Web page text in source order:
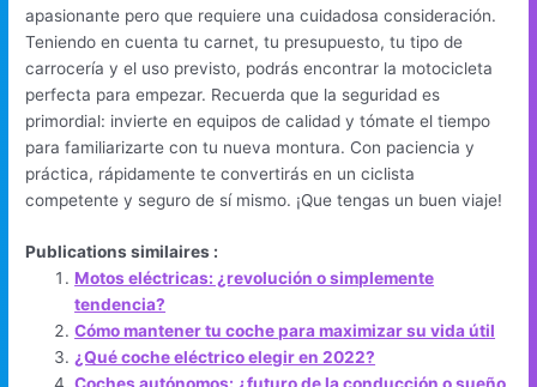
apasionante pero que requiere una cuidadosa consideración.
Teniendo en cuenta tu carnet, tu presupuesto, tu tipo de
carrocería y el uso previsto, podrás encontrar la motocicleta
perfecta para empezar. Recuerda que la seguridad es
primordial: invierte en equipos de calidad y tómate el tiempo
para familiarizarte con tu nueva montura. Con paciencia y
práctica, rápidamente te convertirás en un ciclista
competente y seguro de sí mismo. ¡Que tengas un buen viaje!
Publications similaires :
Motos eléctricas: ¿revolución o simplemente
tendencia?
Cómo mantener tu coche para maximizar su vida útil
¿Qué coche eléctrico elegir en 2022?